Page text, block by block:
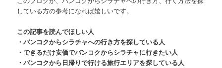
している方の参考になれば嬉しいです。
この記事を読んでほしい人
・バンコクからシラチャへの行き方を探している人
・できるだけ安価でバンコクからシラチャに行きたい人
・バンコクから日帰りで行ける旅行エリアを探している人